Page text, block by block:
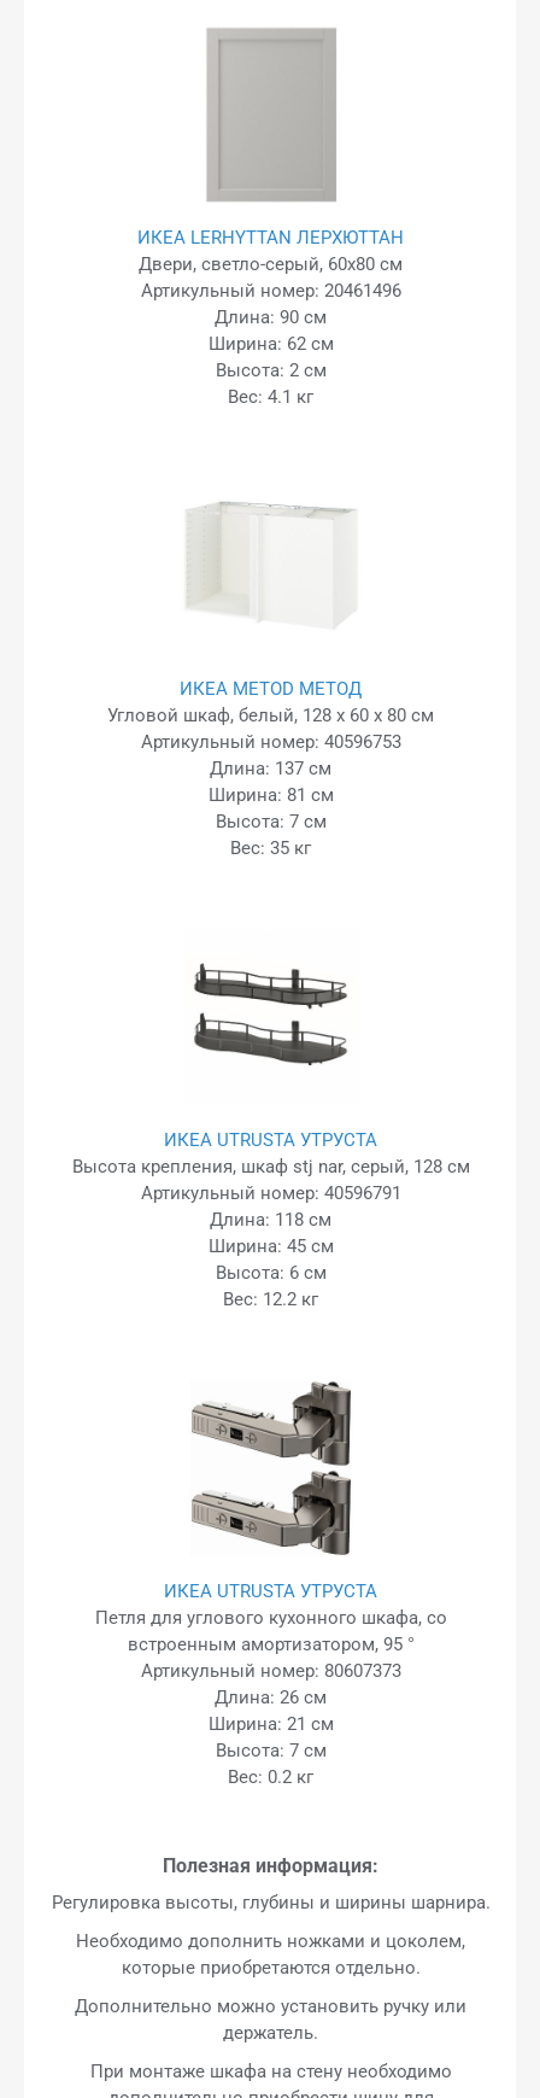
ИКЕА LERHYTTAN ЛЕРХЮТТАН
Двери, светло-серый, 60x80 см
Артикульный номер: 20461496
Длина: 90 см
Ширина: 62 см
Высота: 2 см
Вес: 4.1 кг
ИКЕА METOD МЕТОД
Угловой шкаф, белый, 128 x 60 x 80 см
Артикульный номер: 40596753
Длина: 137 см
Ширина: 81 см
Высота: 7 см
Вес: 35 кг
ИКЕА UTRUSTA УТРУСТА
Высота крепления, шкаф stj nar, серый, 128 см
Артикульный номер: 40596791
Длина: 118 см
Ширина: 45 см
Высота: 6 см
Вес: 12.2 кг
ИКЕА UTRUSTA УТРУСТА
Петля для углового кухонного шкафа, со
встроенным амортизатором, 95 °
Артикульный номер: 80607373
Длина: 26 см
Ширина: 21 см
Высота: 7 см
Вес: 0.2 кг
Полезная информация:
Регулировка высоты, глубины и ширины шарнира.
Необходимо дополнить ножками и цоколем,
которые приобретаются отдельно.
Дополнительно можно установить ручку или
держатель.
При монтаже шкафа на стену необходимо